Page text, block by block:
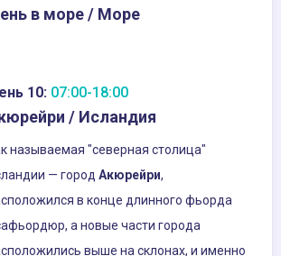
в море / Море
10: 07:00-18:00
/ Исландия
называемая "северная столица"
— город Акюрейри,
в конце длинного фьорда
а новые части города
выше на склонах, и именно